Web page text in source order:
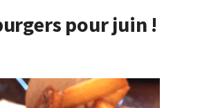
pour juin !